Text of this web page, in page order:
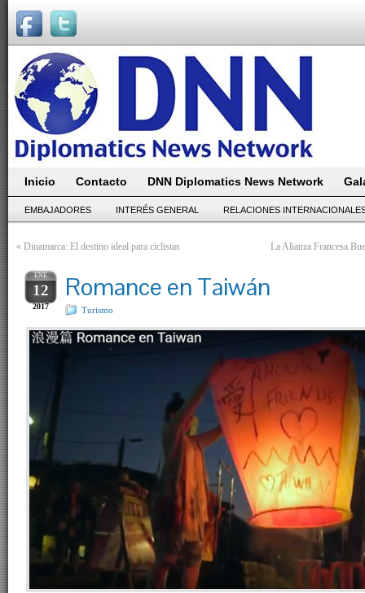
Inicio Contacto DNN Diplomatics News Network
EMBAJADORES INTERÉS GENERAL RELACIONES
« Dinamarca: El destino ideal para ciclistas La Alianza Francesa
ENE
12
2017
Romance en Taiwán
Turismo